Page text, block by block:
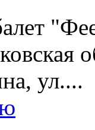
ул....